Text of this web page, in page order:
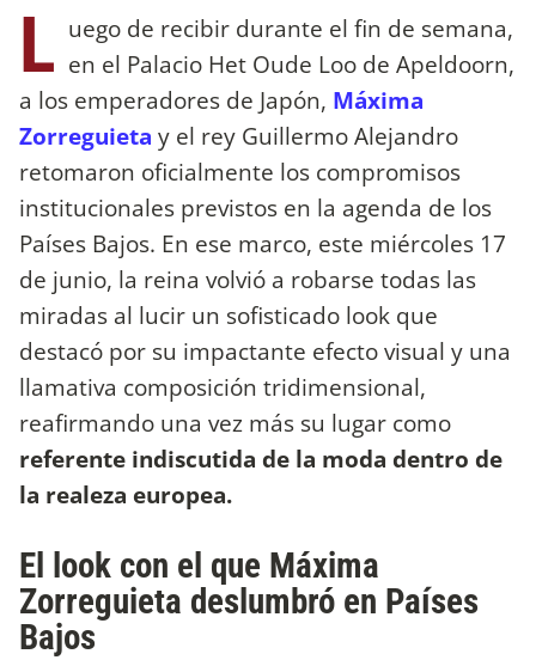
L uego de recibir durante el fin de semana,
en el Palacio Het Oude Loo de Apeldoorn,
a los emperadores de Japón, Máxima
Zorreguieta y el rey Guillermo Alejandro
retomaron oficialmente los compromisos
institucionales previstos en la agenda de los
Países Bajos. En ese marco, este miércoles 17
de junio, la reina volvió a robarse todas las
miradas al lucir un sofisticado look que
destacó por su impactante efecto visual y una
llamativa composición tridimensional,
reafirmando una vez más su lugar como
referente indiscutida de la moda dentro de
la realeza europea.
El look con el que Máxima
Zorreguieta deslumbró en Países
Bajos